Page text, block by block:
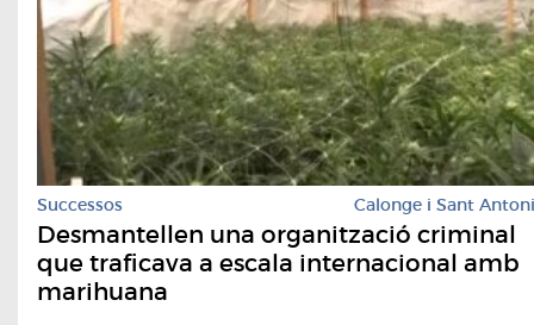
Successos Calonge i Sant Antoni
Desmantellen una organització criminal
que traficava a escala internacional amb
marihuana